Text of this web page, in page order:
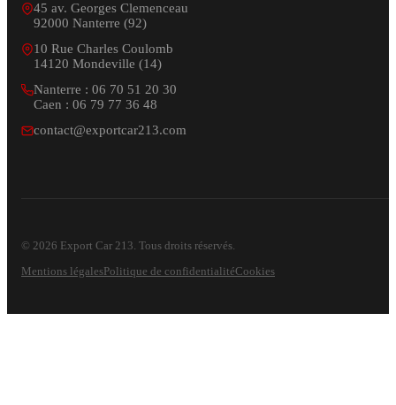
45 av. Georges Clemenceau
92000 Nanterre (92)
10 Rue Charles Coulomb
14120 Mondeville (14)
Nanterre : 06 70 51 20 30
Caen : 06 79 77 36 48
contact@exportcar213.com
© 2026 Export Car 213. Tous droits réservés.
Mentions légalesPolitique de confidentialitéCookies